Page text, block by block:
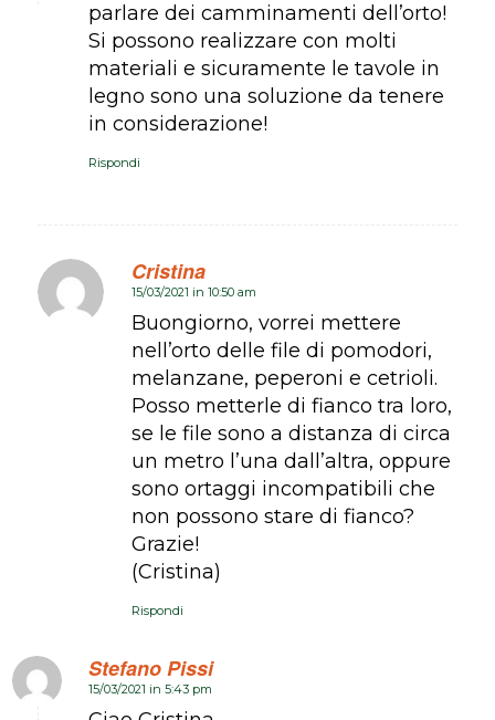
parlare dei camminamenti dell’orto!
Si possono realizzare con molti
materiali e sicuramente le tavole in
legno sono una soluzione da tenere
in considerazione!
Rispondi
Cristina
dice:
15/03/2021 in 10:50 am
Buongiorno, vorrei mettere
nell’orto delle file di pomodori,
melanzane, peperoni e cetrioli.
Posso metterle di fianco tra loro,
se le file sono a distanza di circa
un metro l’una dall’altra, oppure
sono ortaggi incompatibili che
non possono stare di fianco?
Grazie!
(Cristina)
Rispondi
Stefano Pissi
dice:
15/03/2021 in 5:43 pm